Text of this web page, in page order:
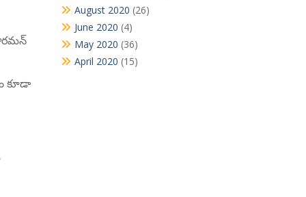
కూడా
August 2020 (26)
June 2020 (4)
May 2020 (36)
April 2020 (15)